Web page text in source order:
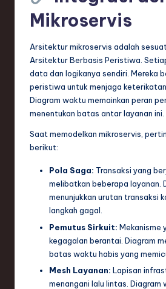
Mikroservis
Arsitektur mikroservis adalah
Arsitektur Berbasis Peristiwa.
data dan logikanya sendiri. Mereka
peristiwa untuk menjaga
Diagram waktu memainkan peran
menentukan batas antar layanan ini.
Saat memodelkan mikroservis,
berikut:
Pola Saga: Transaksi yang
melibatkan beberapa layanan.
menunjukkan urutan transaksi
langkah gagal.
Pemutus Sirkuit: Mekanisme
kegagalan berantai. Diagram
batas waktu habis yang
Mesh Layanan: Lapisan
menangani lalu lintas. Diagram